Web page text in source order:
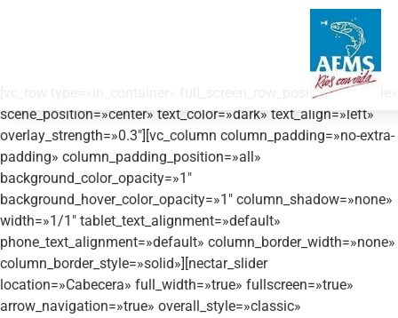
[vc_row type=»in_container» full_screen_row_position=»middle»
scene_position=»center» text_color=»dark» text_align=»left»
overlay_strength=»0.3″][vc_column column_padding=»no-extra-
padding» column_padding_position=»all»
background_color_opacity=»1″
background_hover_color_opacity=»1″ column_shadow=»none»
width=»1/1″ tablet_text_alignment=»default»
phone_text_alignment=»default» column_border_width=»none»
column_border_style=»solid»][nectar_slider
location=»Cabecera» full_width=»true» fullscreen=»true»
arrow_navigation=»true» overall_style=»classic»